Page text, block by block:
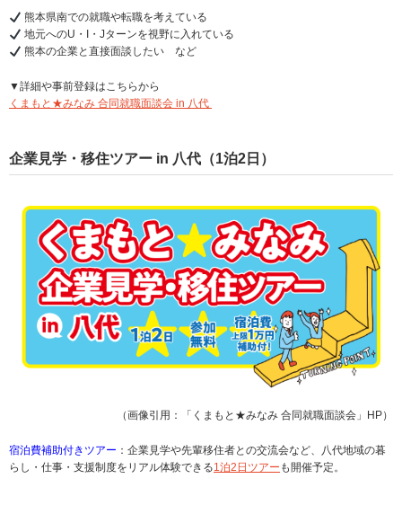
熊本県南での就職や転職を考えている
地元へのU・I・Jターンを視野に入れている
熊本の企業と直接面談したい など
▼詳細や事前登録はこちらから
くまもと★みなみ 合同就職面談会 in 八代
企業見学・移住ツアー in 八代（1泊2日）
（画像引用：「くまもと★みなみ 合同就職面談会」HP）
宿泊費補助付きツアー ：企業見学や先輩移住者との交流会など、八代地域の暮
らし・仕事・支援制度をリアル体験できる1泊2日ツアー も開催予定。